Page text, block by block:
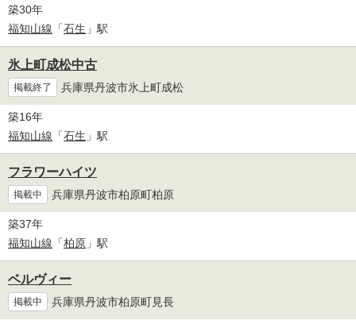
築30年
福知山線 「石生 」駅
氷上町成松中古
掲載終了 兵庫県丹波市氷上町成松
築16年
福知山線 「石生 」駅
フラワーハイツ
掲載中 兵庫県丹波市柏原町柏原
築37年
福知山線 「柏原 」駅
ベルヴィー
掲載中 兵庫県丹波市柏原町見長